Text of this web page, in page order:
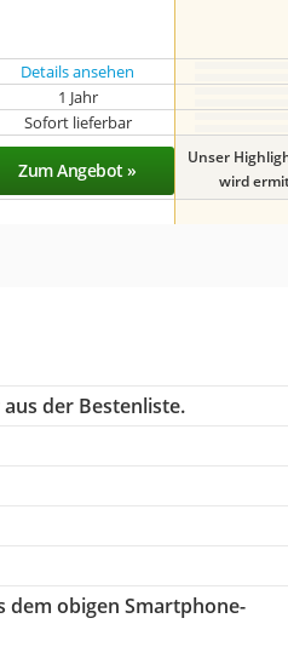
Details ansehen
1 Jahr
Sofort lieferbar
Zum Angebot »
Unser
wird
der Bestenliste.
dem obigen Smartphone-